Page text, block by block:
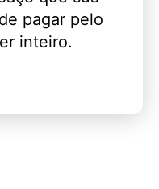
pagar pelo
inteiro.